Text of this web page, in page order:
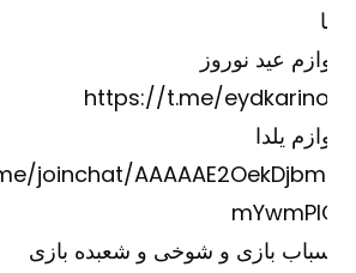
عید نوروز
https://t.me/
یلدا
joinchat/
بازی و شوخی و شعبده بازی